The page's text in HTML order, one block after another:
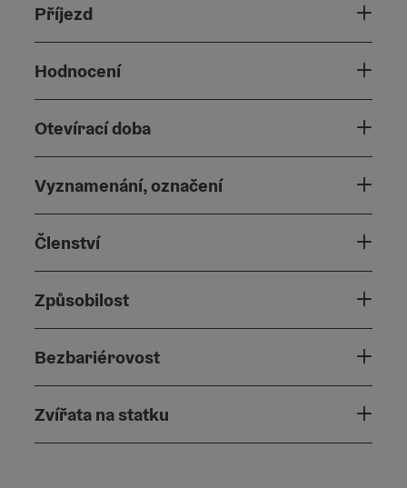
Příjezd
Hodnocení
Otevírací doba
Vyznamenání, označení
Členství
Způsobilost
Bezbariérovost
Zvířata na statku